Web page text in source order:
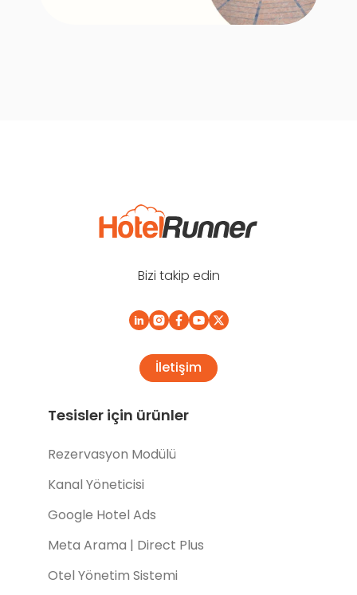
Bizi takip edin
İletişim
Tesisler için ürünler
Rezervasyon Modülü
Kanal Yöneticisi
Google Hotel Ads
Meta Arama | Direct Plus
Otel Yönetim Sistemi